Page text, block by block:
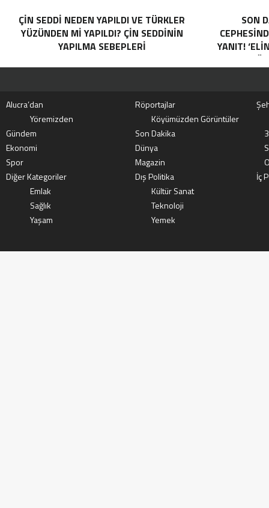
ÇIN SEDDI NEDEN YAPILDI VE TÜRKLER
YÜZÜNDEN MI YAPILDI? ÇIN SEDDININ
YAPILMA SEBEPLERI
SON
YANIT!
Alucra’dan Röportajlar
Yöremizden
Köyümüzden Görüntüler
Gündem
Son Dakika
Ekonomi
Dünya
Spor
Magazin
Diğer Kategoriler
Dış Politika
İç
Emlak
Kültür Sanat
Sağlık
Teknoloji
Yaşam
Yemek